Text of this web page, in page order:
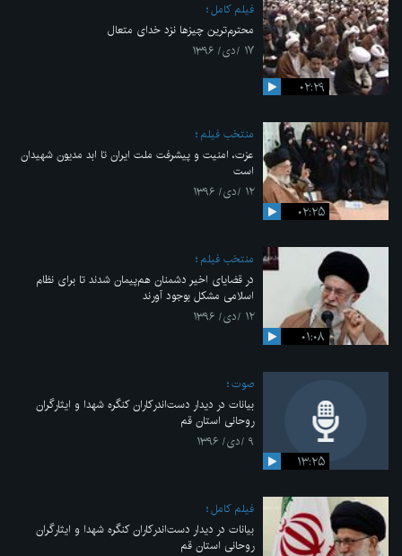
۰۲:۲۹
فیلم کامل
محترم‌ترین چیزها نزد خدای متعال
۱۷ /دی/ ۱۳۹۶
۰۲:۲۵
منتخب فیلم
عزت، امنیت و پیشرفت ملت ایران تا ابد مدیون شهیدان
است
۱۲ /دی/ ۱۳۹۶
۰۱:۰۸
منتخب فیلم
در قضایای اخیر دشمنان هم‌پیمان شدند تا برای نظام
اسلامی مشکل بوجود آورند
۱۲ /دی/ ۱۳۹۶
۱۳:۲۵
صوت
بیانات در دیدار دست‌اندرکاران کنگره شهدا و ایثارگران
روحانی استان قم
۹ /دی/ ۱۳۹۶
فیلم کامل
بیانات در دیدار دست‌اندرکاران کنگره شهدا و ایثارگران
روحانی استان قم